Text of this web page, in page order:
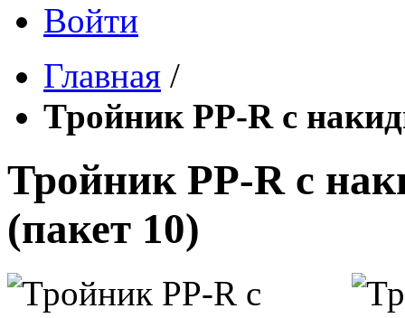
Войти
Главная /
Тройник PP-R с
Тройник PP-R с
(пакет 10)